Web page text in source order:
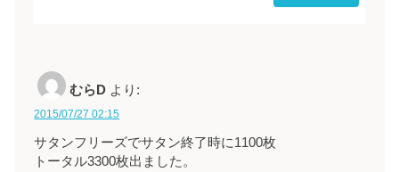
むらD より:
2015/07/27 02:15
サタンフリーズでサタン終了時に1100枚
トータル3300枚出ました。